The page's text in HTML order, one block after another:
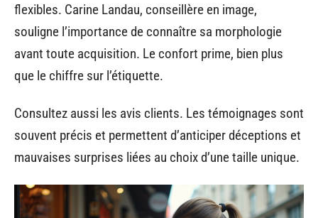
flexibles. Carine Landau, conseillère en image,
souligne l’importance de connaître sa morphologie
avant toute acquisition. Le confort prime, bien plus
que le chiffre sur l’étiquette.
Consultez aussi les avis clients. Les témoignages sont
souvent précis et permettent d’anticiper déceptions et
mauvaises surprises liées au choix d’une taille unique.